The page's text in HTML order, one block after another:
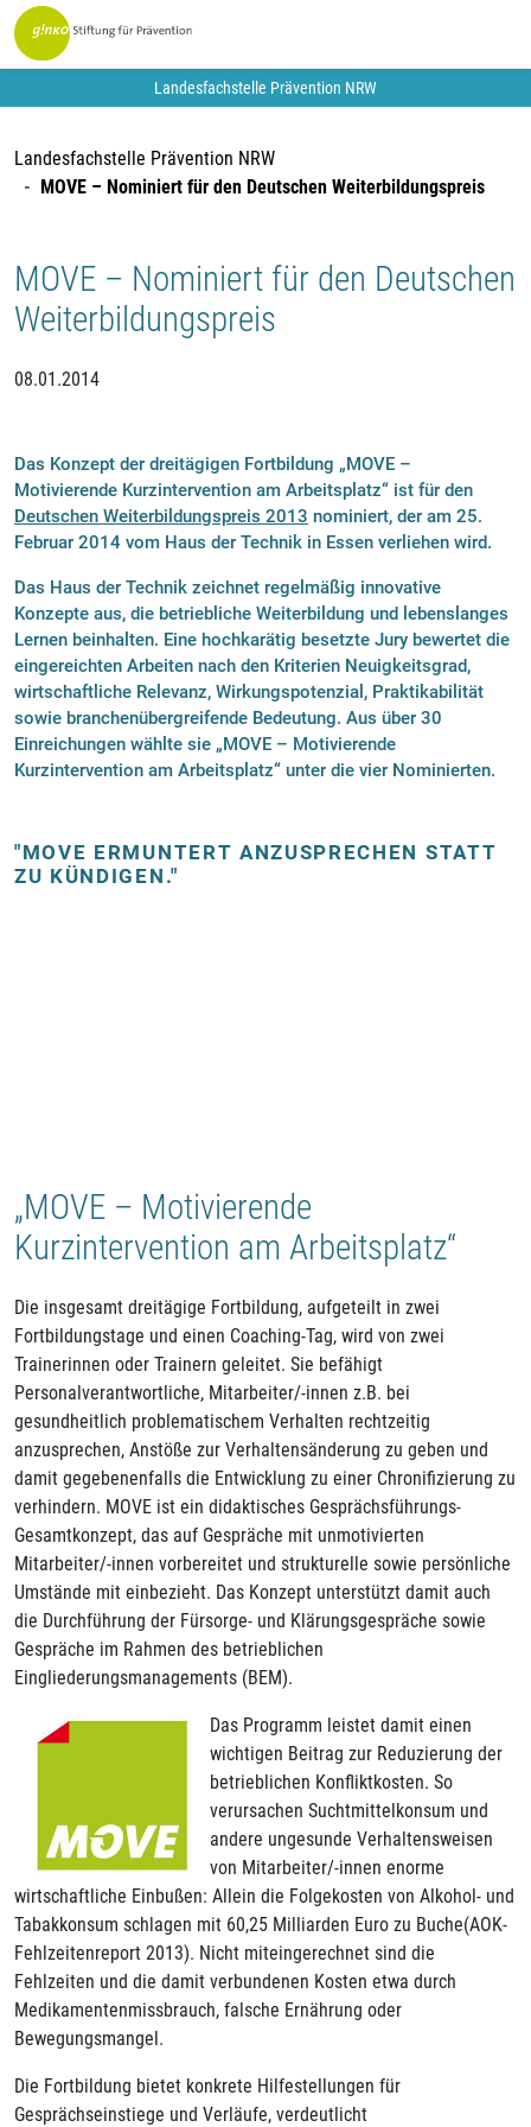
Landesfachstelle Prävention NRW
Landesfachstelle Prävention NRW
MOVE – Nominiert für den Deutschen Weiterbildungspreis
MOVE – Nominiert für den Deutschen
Weiterbildungspreis
08.01.2014
Das Konzept der dreitägigen Fortbildung „MOVE –
Motivierende Kurzintervention am Arbeitsplatz“ ist für den
Deutschen Weiterbildungspreis 2013 nominiert, der am 25.
Februar 2014 vom Haus der Technik in Essen verliehen wird.
Das Haus der Technik zeichnet regelmäßig innovative
Konzepte aus, die betriebliche Weiterbildung und lebenslanges
Lernen beinhalten. Eine hochkarätig besetzte Jury bewertet die
eingereichten Arbeiten nach den Kriterien Neuigkeitsgrad,
wirtschaftliche Relevanz, Wirkungspotenzial, Praktikabilität
sowie branchenübergreifende Bedeutung. Aus über 30
Einreichungen wählte sie „MOVE – Motivierende
Kurzintervention am Arbeitsplatz“ unter die vier Nominierten.
"MOVE ERMUNTERT ANZUSPRECHEN STATT
ZU KÜNDIGEN."
„MOVE – Motivierende
Kurzintervention am Arbeitsplatz“
Die insgesamt dreitägige Fortbildung, aufgeteilt in zwei
Fortbildungstage und einen Coaching-Tag, wird von zwei
Trainerinnen oder Trainern geleitet. Sie befähigt
Personalverantwortliche, Mitarbeiter/-innen z.B. bei
gesundheitlich problematischem Verhalten rechtzeitig
anzusprechen, Anstöße zur Verhaltensänderung zu geben und
damit gegebenenfalls die Entwicklung zu einer Chronifizierung zu
verhindern. MOVE ist ein didaktisches Gesprächsführungs-
Gesamtkonzept, das auf Gespräche mit unmotivierten
Mitarbeiter/-innen vorbereitet und strukturelle sowie persönliche
Umstände mit einbezieht. Das Konzept unterstützt damit auch
die Durchführung der Fürsorge- und Klärungsgespräche sowie
Gespräche im Rahmen des betrieblichen
Eingliederungsmanagements (BEM).
Das Programm leistet damit einen
wichtigen Beitrag zur Reduzierung der
betrieblichen Konfliktkosten. So
verursachen Suchtmittelkonsum und
andere ungesunde Verhaltensweisen
von Mitarbeiter/-innen enorme
wirtschaftliche Einbußen: Allein die Folgekosten von Alkohol- und
Tabakkonsum schlagen mit 60,25 Milliarden Euro zu Buche(AOK-
Fehlzeitenreport 2013). Nicht miteingerechnet sind die
Fehlzeiten und die damit verbundenen Kosten etwa durch
Medikamentenmissbrauch, falsche Ernährung oder
Bewegungsmangel.
Die Fortbildung bietet konkrete Hilfestellungen für
Gesprächseinstiege und Verläufe, verdeutlicht